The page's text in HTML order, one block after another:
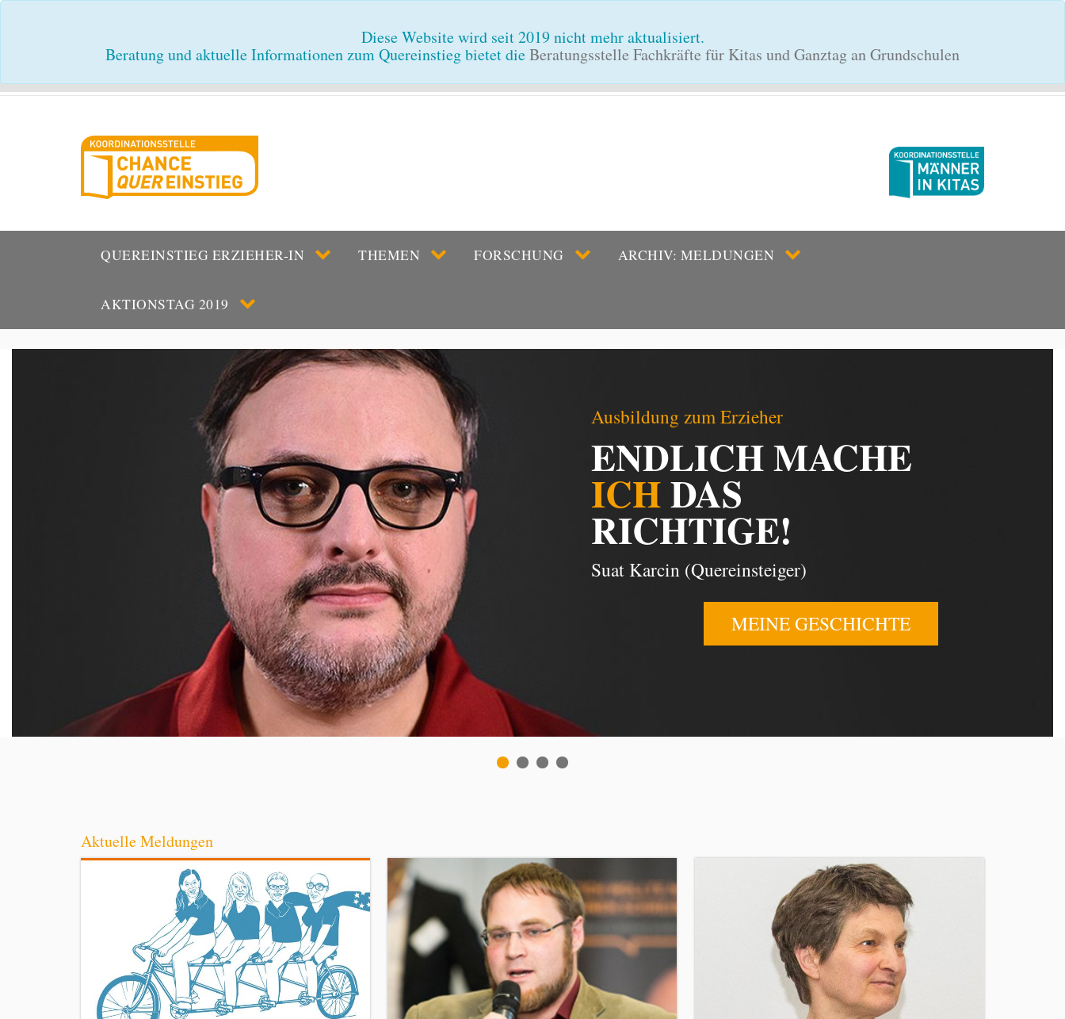
Diese Website wird seit 2019 nicht mehr aktualisiert.
Beratung und aktuelle Informationen zum Quereinstieg bietet dieBeratungsstelle Fachkräfte für Kitas und Ganztag an Grundschulen
QUEREINSTIEG ERZIEHER-IN THEMEN FORSCHUNG ARCHIV: MELDUNGEN
AKTIONSTAG 2019
Ausbildung zum Erzieher
ENDLICH MACHE
ICHDAS
RICHTIGE!
Suat Karcin (Quereinsteiger)
MEINE GESCHICHTE
Aktuelle Meldungen